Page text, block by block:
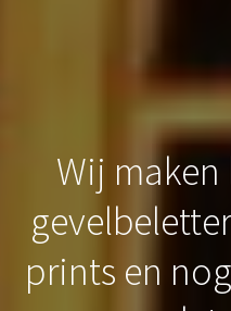
Wij
prints en